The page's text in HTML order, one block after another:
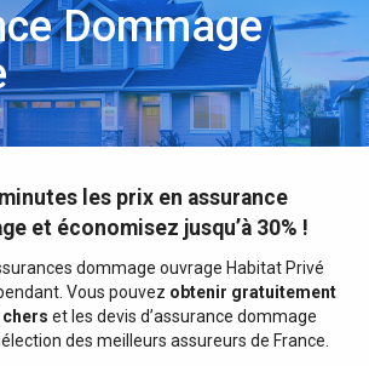
Dommage
les prix en assurance
et économisez jusqu’à 30% !
dommage ouvrage Habitat Privé
Vous pouvez obtenir gratuitement
et les devis d’assurance dommage
des meilleurs assureurs de France.